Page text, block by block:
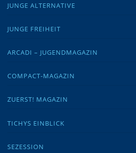
JUNGE ALTERNATIVE
JUNGE FREIHEIT
ARCADI – JUGENDMAGAZIN
COMPACT-MAGAZIN
ZUERST! MAGAZIN
TICHYS EINBLICK
SEZESSION